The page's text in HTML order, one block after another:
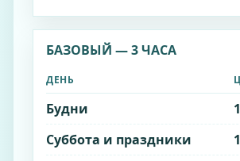
БАЗОВЫЙ — 3 ЧАСА
ДЕНЬ
Будни
Суббота и праздники